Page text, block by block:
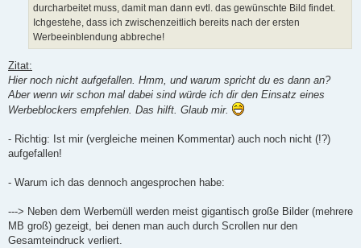
durcharbeitet muss, damit man dann evtl. das gewünschte Bild findet.
Ichgestehe, dass ich zwischenzeitlich bereits nach der ersten
Werbeeinblendung abbreche!
Zitat:
Hier noch nicht aufgefallen. Hmm, und warum spricht du es dann an?
Aber wenn wir schon mal dabei sind würde ich dir den Einsatz eines
Werbeblockers empfehlen. Das hilft. Glaub mir.
- Richtig: Ist mir (vergleiche meinen Kommentar) auch noch nicht (!?)
aufgefallen!
- Warum ich das dennoch angesprochen habe:
---> Neben dem Werbemüll werden meist gigantisch große Bilder (mehrere
MB groß) gezeigt, bei denen man auch durch Scrollen nur den
Gesamteindruck verliert.